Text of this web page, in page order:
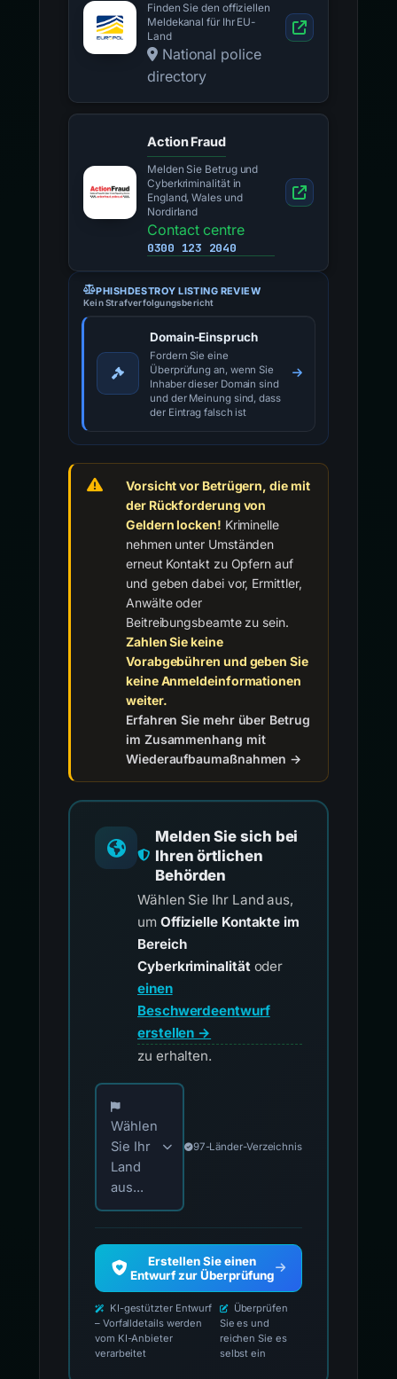
Finden Sie den offiziellen
Meldekanal für Ihr EU-
Land
National police
directory
Action Fraud
Melden Sie Betrug und
Cyberkriminalität in
England, Wales und
Nordirland
Contact centre
0300 123 2040
PHISHDESTROY LISTING REVIEW
Kein Strafverfolgungsbericht
Domain-Einspruch
Fordern Sie eine
Überprüfung an, wenn Sie
Inhaber dieser Domain sind
und der Meinung sind, dass
der Eintrag falsch ist
Vorsicht vor Betrügern, die mit
der Rückforderung von
Geldern locken! Kriminelle
nehmen unter Umständen
erneut Kontakt zu Opfern auf
und geben dabei vor, Ermittler,
Anwälte oder
Beitreibungsbeamte zu sein.
Zahlen Sie keine
Vorabgebühren und geben Sie
keine Anmeldeinformationen
weiter.
Erfahren Sie mehr über Betrug
im Zusammenhang mit
Wiederaufbaumaßnahmen →
Melden Sie sich bei
Ihren örtlichen
Behörden
Wählen Sie Ihr Land aus,
um Offizielle Kontakte im
Bereich
Cyberkriminalität oder
einen
Beschwerdeentwurf
erstellen →
zu erhalten.
Wählen Sie Ihr Land für offizielle
Wählen
Sie Ihr
Land
aus...
97-Länder-Verzeichnis
Erstellen Sie einen
Entwurf zur Überprüfung
KI-gestützter Entwurf
– Vorfalldetails werden
vom KI-Anbieter
verarbeitet
Überprüfen
Sie es und
reichen Sie es
selbst ein